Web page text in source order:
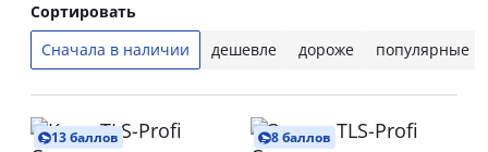
Сортировать
Сначала в наличии
дешевле дороже популярные
13 баллов 8 баллов